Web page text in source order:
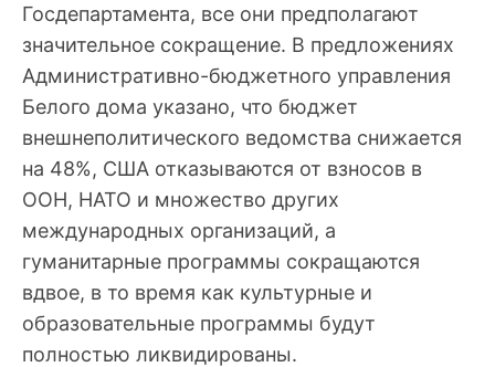
Госдепартамента, все они предполагают
значительное сокращение. В предложениях
Административно-бюджетного управления
Белого дома указано, что бюджет
внешнеполитического ведомства снижается
на 48%, США отказываются от взносов в
ООН, НАТО и множество других
международных организаций, а
гуманитарные программы сокращаются
вдвое, в то время как культурные и
образовательные программы будут
полностью ликвидированы.